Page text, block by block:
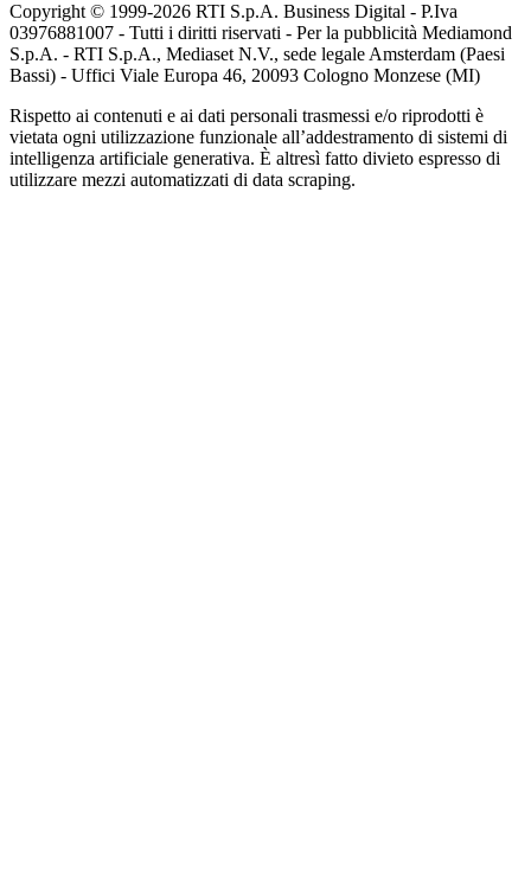
Copyright © 1999-2026 RTI S.p.A. Business Digital - P.Iva
03976881007 - Tutti i diritti riservati - Per la pubblicità Mediamond
S.p.A. - RTI S.p.A., Mediaset N.V., sede legale Amsterdam (Paesi
Bassi) - Uffici Viale Europa 46, 20093 Cologno Monzese (MI)
Rispetto ai contenuti e ai dati personali trasmessi e/o riprodotti è
vietata ogni utilizzazione funzionale all’addestramento di sistemi di
intelligenza artificiale generativa. È altresì fatto divieto espresso di
utilizzare mezzi automatizzati di data scraping.